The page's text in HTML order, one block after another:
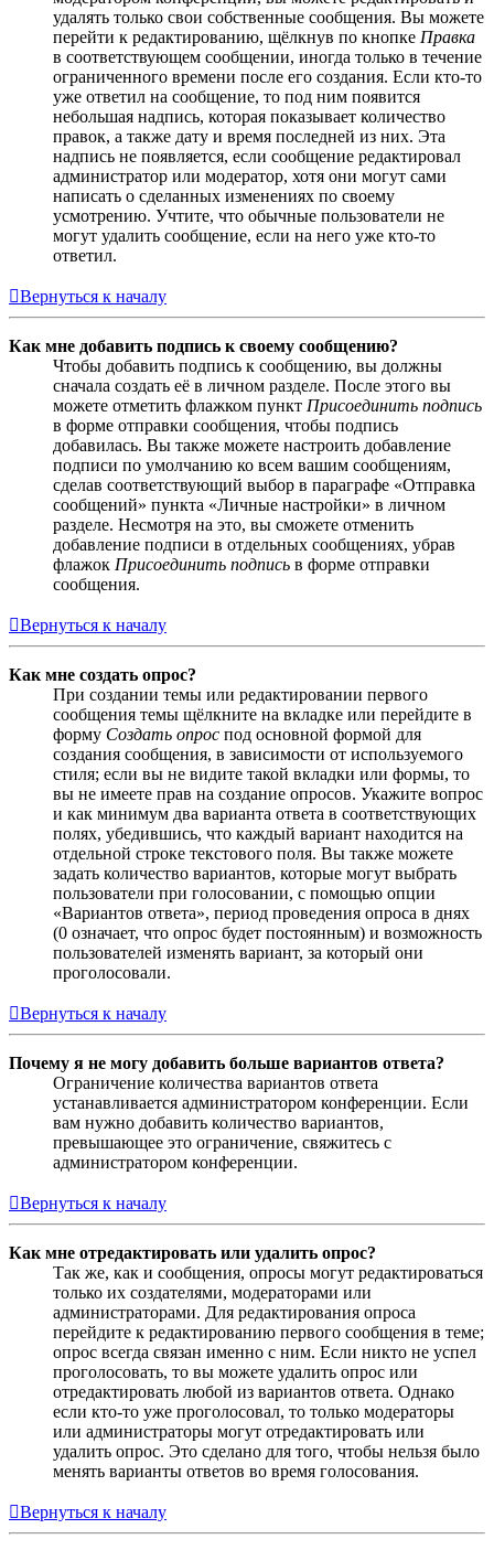
удалять только свои собственные сообщения. Вы можете
перейти к редактированию, щёлкнув по кнопке Правка
в соответствующем сообщении, иногда только в течение
ограниченного времени после его создания. Если кто-то
уже ответил на сообщение, то под ним появится
небольшая надпись, которая показывает количество
правок, а также дату и время последней из них. Эта
надпись не появляется, если сообщение редактировал
администратор или модератор, хотя они могут сами
написать о сделанных изменениях по своему
усмотрению. Учтите, что обычные пользователи не
могут удалить сообщение, если на него уже кто-то
ответил.
Вернуться к началу
Как мне добавить подпись к своему сообщению?
Чтобы добавить подпись к сообщению, вы должны
сначала создать её в личном разделе. После этого вы
можете отметить флажком пункт Присоединить подпись
в форме отправки сообщения, чтобы подпись
добавилась. Вы также можете настроить добавление
подписи по умолчанию ко всем вашим сообщениям,
сделав соответствующий выбор в параграфе «Отправка
сообщений» пункта «Личные настройки» в личном
разделе. Несмотря на это, вы сможете отменить
добавление подписи в отдельных сообщениях, убрав
флажок Присоединить подпись в форме отправки
сообщения.
Вернуться к началу
Как мне создать опрос?
При создании темы или редактировании первого
сообщения темы щёлкните на вкладке или перейдите в
форму Создать опрос под основной формой для
создания сообщения, в зависимости от используемого
стиля; если вы не видите такой вкладки или формы, то
вы не имеете прав на создание опросов. Укажите вопрос
и как минимум два варианта ответа в соответствующих
полях, убедившись, что каждый вариант находится на
отдельной строке текстового поля. Вы также можете
задать количество вариантов, которые могут выбрать
пользователи при голосовании, с помощью опции
«Вариантов ответа», период проведения опроса в днях
(0 означает, что опрос будет постоянным) и возможность
пользователей изменять вариант, за который они
проголосовали.
Вернуться к началу
Почему я не могу добавить больше вариантов ответа?
Ограничение количества вариантов ответа
устанавливается администратором конференции. Если
вам нужно добавить количество вариантов,
превышающее это ограничение, свяжитесь с
администратором конференции.
Вернуться к началу
Как мне отредактировать или удалить опрос?
Так же, как и сообщения, опросы могут редактироваться
только их создателями, модераторами или
администраторами. Для редактирования опроса
перейдите к редактированию первого сообщения в теме;
опрос всегда связан именно с ним. Если никто не успел
проголосовать, то вы можете удалить опрос или
отредактировать любой из вариантов ответа. Однако
если кто-то уже проголосовал, то только модераторы
или администраторы могут отредактировать или
удалить опрос. Это сделано для того, чтобы нельзя было
менять варианты ответов во время голосования.
Вернуться к началу